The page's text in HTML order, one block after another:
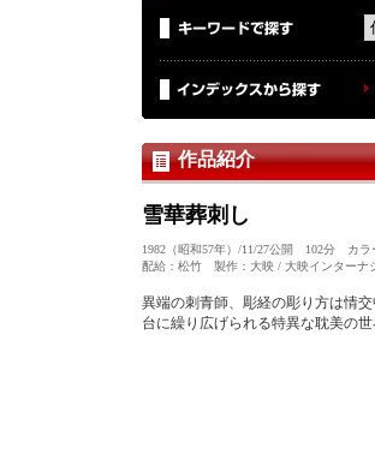
作品紹介
雪華葬刺し
1982（昭和57年）/11/27公開 102分 カ
配給：松竹 製作：大映 / 大映インターナ
異端の刺青師、彫経の彫り方は情
台に繰り広げられる特異な耽美の世